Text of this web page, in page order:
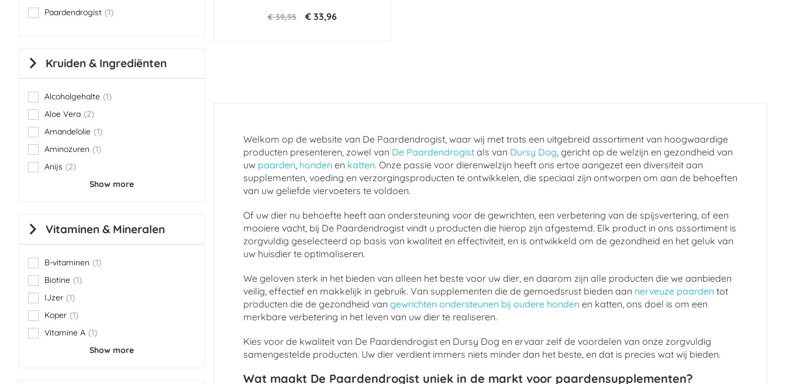
€ 39,95 € 33,96
Welkom op de website van De Paardendrogist, waar wij met trots een uitgebreid assortiment van hoogwaardige
producten presenteren, zowel van De Paardendrogistals van Dursy Dog, gericht op de welzijn en gezondheid van
uw paarden, honden en katten. Onze passie voor dierenwelzijn heeft ons ertoe aangezet een diversiteit aan
supplementen, voeding en verzorgingsproducten te ontwikkelen, die speciaal zijn ontworpen om aan de behoeften
van uw geliefde viervoeters te voldoen.
Of uw dier nu behoefte heeft aan ondersteuning voor de gewrichten, een verbetering van de spijsvertering, of een
mooiere vacht, bij De Paardendrogist vindt u producten die hierop zijn afgestemd. Elk product in ons assortiment is
zorgvuldig geselecteerd op basis van kwaliteit en effectiviteit, en is ontwikkeld om de gezondheid en het geluk van
uw huisdier te optimaliseren.
We geloven sterk in het bieden van alleen het beste voor uw dier, en daarom zijn alle producten die we aanbieden
veilig, effectief en makkelijk in gebruik. Van supplementen die de gemoedsrust bieden aan nerveuze paarden tot
producten die de gezondheid van gewrichten ondersteunen bij oudere honden en katten, ons doel is om een
merkbare verbetering in het leven van uw dier te realiseren.
Kies voor de kwaliteit van De Paardendrogist en Dursy Dog en ervaar zelf de voordelen van onze zorgvuldig
samengestelde producten. Uw dier verdient immers niets minder dan het beste, en dat is precies wat wij bieden.
Wat maakt De Paardendrogist uniek in de markt voor paardensupplementen?
Paardendrogist 1
item
Kruiden & Ingrediënten
Alcoholgehalte 1
item
Aloe Vera
2
items
Amandelolie 1
item
Aminozuren
1
item
Anijs
2
items
Show more
Vitaminen & Mineralen
B-vitaminen 1
item
Biotine 1
item
IJzer 1
item
Koper 1
item
Vitamine A 1
item
Show more